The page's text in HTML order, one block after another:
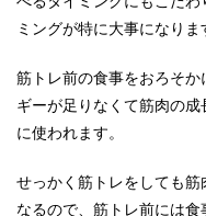
ミングが特に大事になりま
筋トレ前の食事をおろそ
ギーが足りなくて筋肉の
に使われます。
せっかく筋トレをしても
なるので、筋トレ前には